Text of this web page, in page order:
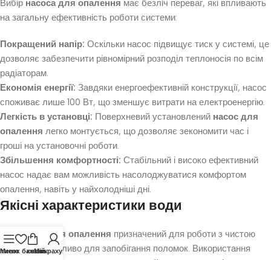
Вибір насоса для опалення має безліч переваг, які впливають
на загальну ефективність роботи системи:
Покращений напір: Оскільки насос підвищує тиск у системі, це
дозволяє забезпечити рівномірний розподіл теплоносія по всім
радіаторам.
Економія енергії: Завдяки енергоефективній конструкції, насос
споживає лише 100 Вт, що зменшує витрати на електроенергію.
Легкість в установці: Поверхневий установлений насос для
опалення легко монтується, що дозволяє зекономити час і
гроші на установочні роботи.
Збільшення комфортності: Стабільний і високо ефективний
насос надає вам можливість насолоджуватися комфортом
опалення, навіть у найхолодніші дні.
Якісні характеристики води
Вашнасос для опалення призначений для роботи з чистою
водою, що важливо для запобігання поломок. Використання
Меню бажань
кошик
Мій рахунок